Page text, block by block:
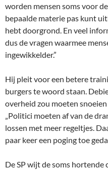
worden mensen soms voor
bepaalde materie pas kunt
hebt doorgrond. En veel
dus de vragen waarmee
ingewikkelder.”
Hij pleit voor een betere
burgers te woord staan.
overheid zou moeten
„Politici moeten af van de
lossen met meer regeltjes.
paar keer een poging toe
De SP wijt de soms